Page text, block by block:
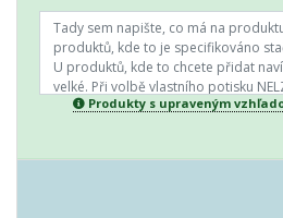
Produkty s upraveným